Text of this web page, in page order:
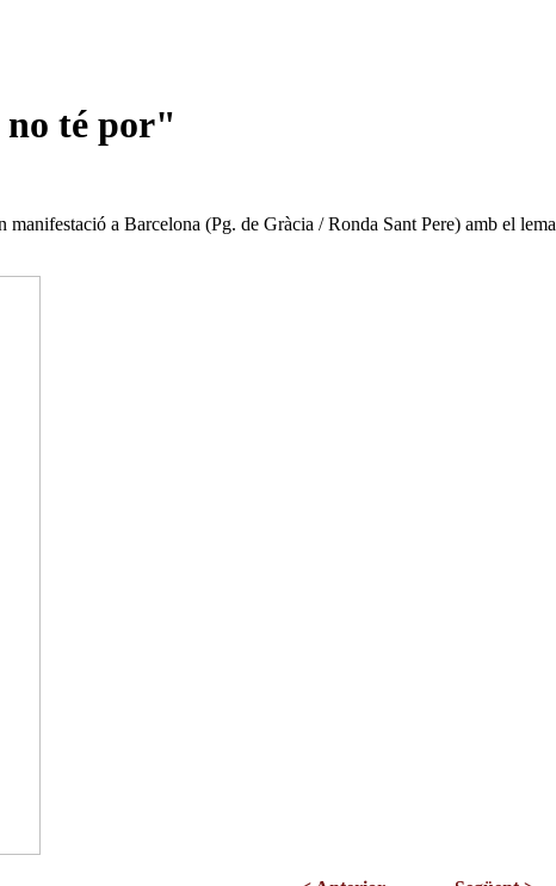
té por"
a Barcelona (Pg. de Gràcia / Ronda Sant Pere) amb el lema